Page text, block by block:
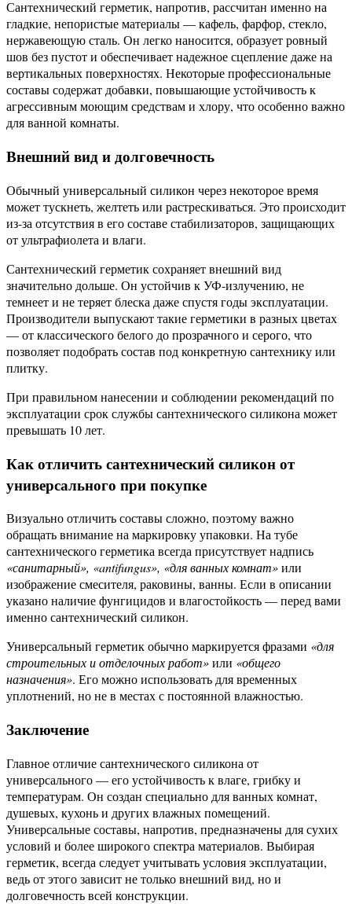
Сантехнический герметик, напротив, рассчитан именно на
гладкие, непористые материалы — кафель, фарфор, стекло,
нержавеющую сталь. Он легко наносится, образует ровный
шов без пустот и обеспечивает надежное сцепление даже на
вертикальных поверхностях. Некоторые профессиональные
составы содержат добавки, повышающие устойчивость к
агрессивным моющим средствам и хлору, что особенно важно
для ванной комнаты.
Внешний вид и долговечность
Обычный универсальный силикон через некоторое время
может тускнеть, желтеть или растрескиваться. Это происходит
из-за отсутствия в его составе стабилизаторов, защищающих
от ультрафиолета и влаги.
Сантехнический герметик сохраняет внешний вид
значительно дольше. Он устойчив к УФ-излучению, не
темнеет и не теряет блеска даже спустя годы эксплуатации.
Производители выпускают такие герметики в разных цветах
— от классического белого до прозрачного и серого, что
позволяет подобрать состав под конкретную сантехнику или
плитку.
При правильном нанесении и соблюдении рекомендаций по
эксплуатации срок службы сантехнического силикона может
превышать 10 лет.
Как отличить сантехнический силикон от
универсального при покупке
Визуально отличить составы сложно, поэтому важно
обращать внимание на маркировку упаковки. На тубе
сантехнического герметика всегда присутствует надпись
«санитарный», «antifungus», «для ванных комнат»или
изображение смесителя, раковины, ванны. Если в описании
указано наличие фунгицидов и влагостойкость — перед вами
именно сантехнический силикон.
Универсальный герметик обычно маркируется фразами «для
строительных и отделочных работ»или «общего
назначения». Его можно использовать для временных
уплотнений, но не в местах с постоянной влажностью.
Заключение
Главное отличие сантехнического силикона от
универсального — его устойчивость к влаге, грибку и
температурам. Он создан специально для ванных комнат,
душевых, кухонь и других влажных помещений.
Универсальные составы, напротив, предназначены для сухих
условий и более широкого спектра материалов. Выбирая
герметик, всегда следует учитывать условия эксплуатации,
ведь от этого зависит не только внешний вид, но и
долговечность всей конструкции.